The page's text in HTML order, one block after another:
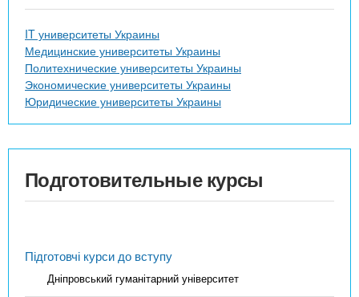
IT университеты Украины
Медицинские университеты Украины
Политехнические университеты Украины
Экономические университеты Украины
Юридические университеты Украины
Подготовительные курсы
Підготовчі курси до вступу
Дніпровський гуманітарний університет